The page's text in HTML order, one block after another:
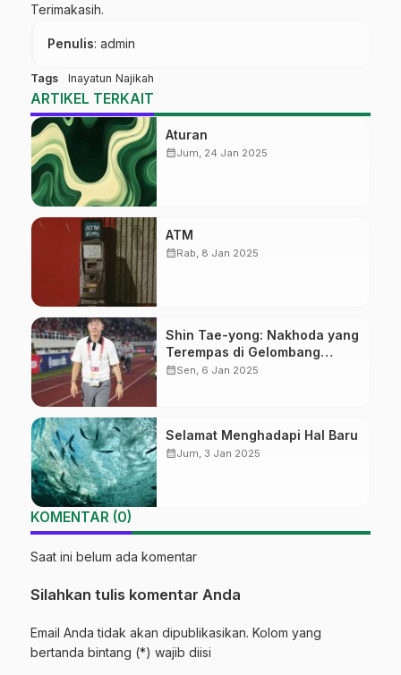
Terimakasih.
Penulis: admin
Tags Inayatun Najikah
ARTIKEL TERKAIT
Aturan
calendar_monthJum, 24 Jan 2025
ATM
calendar_monthRab, 8 Jan 2025
Shin Tae-yong: Nakhoda yang
Terempas di Gelombang
Perubahan
calendar_monthSen, 6 Jan 2025
Selamat Menghadapi Hal Baru
calendar_monthJum, 3 Jan 2025
KOMENTAR (0)
Saat ini belum ada komentar
Silahkan tulis komentar Anda
Email Anda tidak akan dipublikasikan. Kolom yang
bertanda bintang (*) wajib diisi